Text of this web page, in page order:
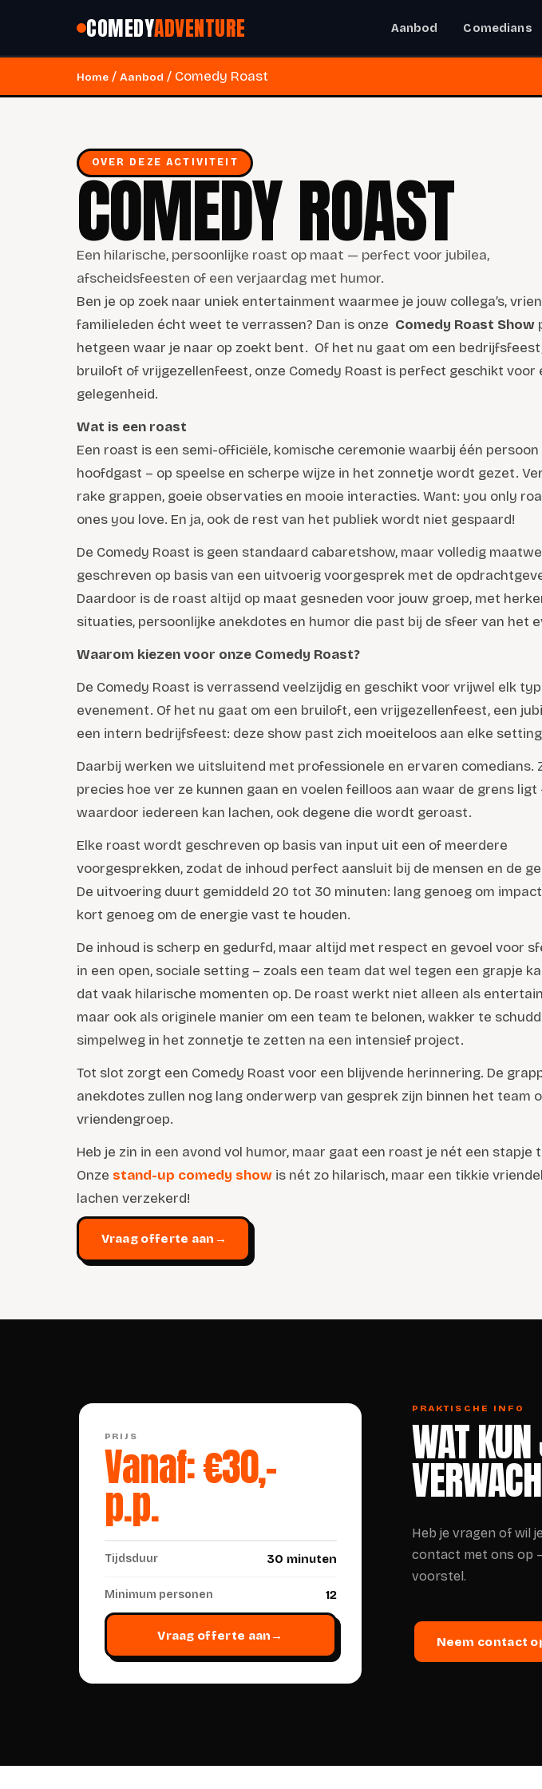
COMEDYADVENTURE Aanbod Comedians
Home / Aanbod / Comedy Roast
OVER DEZE ACTIVITEIT
COMEDY ROAST
Een hilarische, persoonlijke roast op maat — perfect voor jubilea,
afscheidsfeesten of een verjaardag met humor.
Ben je op zoek naar uniek entertainment waarmee je jouw collega’s,
familieleden écht weet te verrassen? Dan is onze Comedy Roast Show
hetgeen waar je naar op zoekt bent. Of het nu gaat om een
bruiloft of vrijgezellenfeest, onze Comedy Roast is perfect geschikt voor
gelegenheid.
Wat is een roast
Een roast is een semi-officiële, komische ceremonie waarbij één persoon
hoofdgast – op speelse en scherpe wijze in het zonnetje wordt gezet.
rake grappen, goeie observaties en mooie interacties. Want: you only
ones you love. En ja, ook de rest van het publiek wordt niet gespaard!
De Comedy Roast is geen standaard cabaretshow, maar volledig
geschreven op basis van een uitvoerig voorgesprek met de
Daardoor is de roast altijd op maat gesneden voor jouw groep, met
situaties, persoonlijke anekdotes en humor die past bij de sfeer van het
Waarom kiezen voor onze Comedy Roast?
De Comedy Roast is verrassend veelzijdig en geschikt voor vrijwel elk
evenement. Of het nu gaat om een bruiloft, een vrijgezellenfeest, een
een intern bedrijfsfeest: deze show past zich moeiteloos aan elke
Daarbij werken we uitsluitend met professionele en ervaren comedians.
precies hoe ver ze kunnen gaan en voelen feilloos aan waar de grens ligt
waardoor iedereen kan lachen, ook degene die wordt geroast.
Elke roast wordt geschreven op basis van input uit een of meerdere
voorgesprekken, zodat de inhoud perfect aansluit bij de mensen en de
De uitvoering duurt gemiddeld 20 tot 30 minuten: lang genoeg om
kort genoeg om de energie vast te houden.
De inhoud is scherp en gedurfd, maar altijd met respect en gevoel voor
in een open, sociale setting – zoals een team dat wel tegen een grapje
dat vaak hilarische momenten op. De roast werkt niet alleen als
maar ook als originele manier om een team te belonen, wakker te
simpelweg in het zonnetje te zetten na een intensief project.
Tot slot zorgt een Comedy Roast voor een blijvende herinnering. De
anekdotes zullen nog lang onderwerp van gesprek zijn binnen het team
vriendengroep.
Heb je zin in een avond vol humor, maar gaat een roast je nét een stapje
Onze stand-up comedy show is nét zo hilarisch, maar een tikkie
lachen verzekerd!
Vraag offerte aan →
PRIJS
Vanaf: €30,-
p.p.
Tijdsduur 30 minuten
Minimum personen 12
Vraag offerte aan →
PRAKTISCHE INFO
WAT
Heb je vragen of wil
contact met ons op
voorstel.
Neem contact